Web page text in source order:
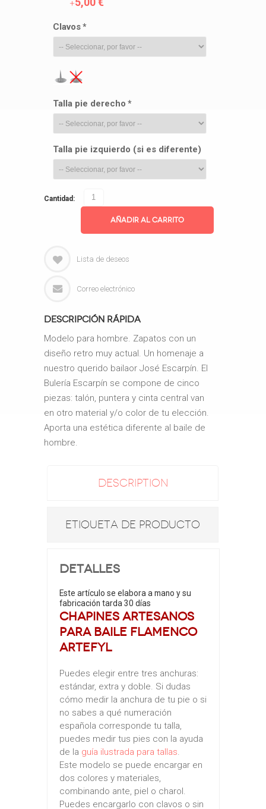
+
Clavos*
Talla pie derecho *
Talla pie izquierdo (si es diferente)
Cantidad:
Añadir al Carrito
Lista de deseos
Correo electrónico
Descripción rápida
Modelo para hombre. Zapatos con un
diseño retro muy actual. Un homenaje a
nuestro querido bailaor José Escarpín. El
Bulería Escarpín se compone de cinco
piezas: talón, puntera y cinta central van
en otro material y/o color de tu elección.
Aporta una estética diferente al baile de
hombre.
DESCRIPTION
ETIQUETA DE PRODUCTO
Detalles
Este artículo se elabora a mano y su
fabricación tarda 30 días
Chapines artesanos
para baile flamenco
ArteFYL
Puedes elegir entre tres anchuras:
estándar, extra y doble. Si dudas
cómo medir la anchura de tu pie o si
no sabes a qué numeración
española corresponde tu talla,
puedes medir tus pies con la ayuda
de la guía ilustrada para tallas.
Este modelo se puede encargar en
dos colores y materiales,
combinando ante, piel o charol.
Puedes encargarlo con clavos o sin